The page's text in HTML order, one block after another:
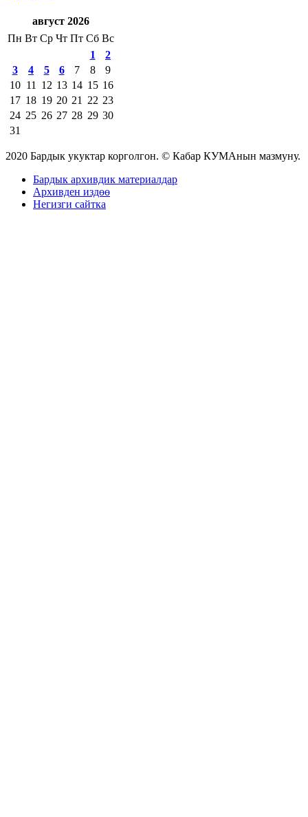
август 2026
Пн Вт Ср Чт Пт Сб Вс
1
2
3
4 5 6 7 8
9
10 11 12 13 14 15 16
17 18 19 20 21 22 23
24 25 26 27 28 29 30
31
2020 Бардык укуктар корголгон. © Кабар КУМАнын мазмуну.
Бардык архивдик материалдар
Архивден издөө
Негизги сайтка